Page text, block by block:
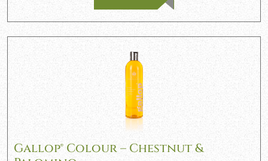
Gallop® Colour – Chestnut &